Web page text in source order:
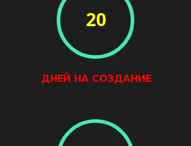
ДНЕЙ НА СОЗДАНИЕ
20